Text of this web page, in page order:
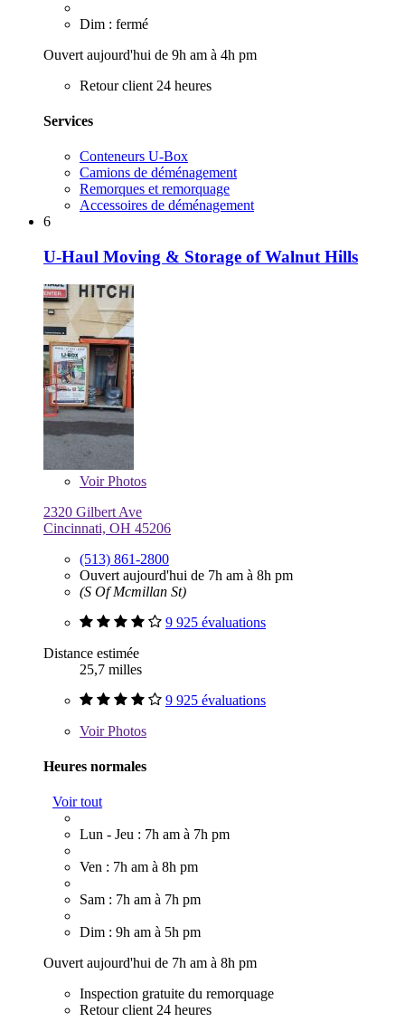
Dim : fermé
Ouvert aujourd'hui de 9h am à 4h pm
Retour client 24 heures
Services
Conteneurs U-Box
Camions de déménagement
Remorques et remorquage
Accessoires de déménagement
6
U-Haul Moving & Storage of Walnut Hills
VoirPhotos
2320 Gilbert Ave
Cincinnati, OH 45206
(513) 861-2800
Ouvert aujourd'hui de 7h am à 8h pm
(S Of Mcmillan St)
9 925 évaluations
Distance estimée
25,7 milles
9 925 évaluations
VoirPhotos
Heures normales
Voir tout
Lun - Jeu : 7h am à 7h pm
Ven : 7h am à 8h pm
Sam : 7h am à 7h pm
Dim : 9h am à 5h pm
Ouvert aujourd'hui de 7h am à 8h pm
Inspection gratuite du remorquage
Retour client 24 heures